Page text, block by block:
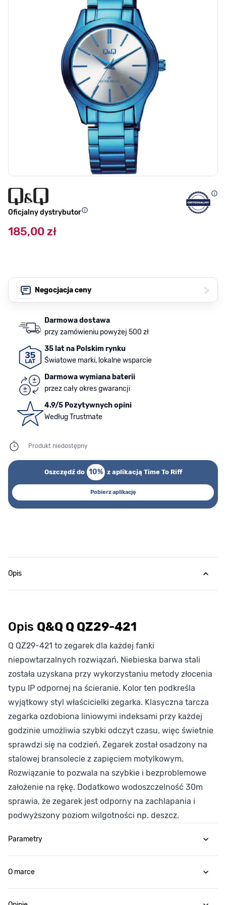
Oficjalny dystrybutor
185,00 zł
Negocjacja ceny >
Darmowa dostawa
przy zamówieniu powyżej 500 zł
35 lat na Polskim rynku
Światowe marki, lokalne wsparcie
Darmowa wymiana baterii
przez cały okres gwarancji
4.9/5 Pozytywnych opini
Według Trustmate
Produkt niedostępny
Oszczędź do 10% z aplikacją Time To Riff
Pobierz aplikację
Opis
Opis Q&Q Q QZ29-421
Q QZ29-421 to zegarek dla każdej fanki
niepowtarzalnych rozwiązań. Niebieska barwa stali
została uzyskana przy wykorzystaniu metody złocenia
typu IP odpornej na ścieranie. Kolor ten podkreśla
wyjątkowy styl właścicielki zegarka. Klasyczna tarcza
zegarka ozdobiona liniowymi indeksami przy każdej
godzinie umożliwia szybki odczyt czasu, więc świetnie
sprawdzi się na codzień. Zegarek został osadzony na
stalowej bransolecie z zapięciem motylkowym.
Rozwiązanie to pozwala na szybkie i bezproblemowe
założenie na rękę. Dodatkowo wodoszczelność 30m
sprawia, że zegarek jest odporny na zachlapania i
podwyższony poziom wilgotności np. deszcz.
Parametry
O marce